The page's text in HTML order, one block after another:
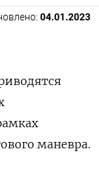
04.01.2023
маневра.